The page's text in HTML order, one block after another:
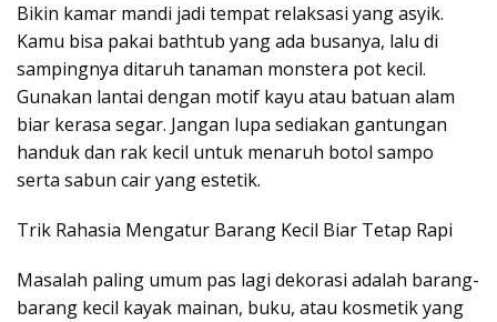
Bikin kamar mandi jadi tempat relaksasi yang asyik.
Kamu bisa pakai bathtub yang ada busanya, lalu di
sampingnya ditaruh tanaman monstera pot kecil.
Gunakan lantai dengan motif kayu atau batuan alam
biar kerasa segar. Jangan lupa sediakan gantungan
handuk dan rak kecil untuk menaruh botol sampo
serta sabun cair yang estetik.
Trik Rahasia Mengatur Barang Kecil Biar Tetap Rapi
Masalah paling umum pas lagi dekorasi adalah barang-
barang kecil kayak mainan, buku, atau kosmetik yang